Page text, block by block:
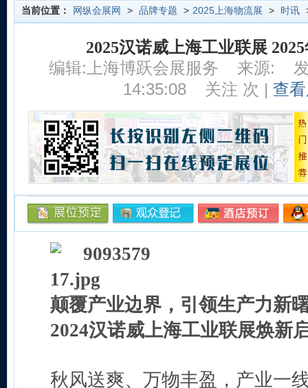
当前位置： 网纵会展网 > 品牌专题 > 2025上海物流展 > 时讯
2025汉诺威上海工业联展
编辑:上海博跃会展服务
来源:
14:35:08
关注 次 | 查
颠覆产业边界，引领生产力新
2024汉诺威上海工业联展焕新
秋风送爽、万物丰盈，产业一